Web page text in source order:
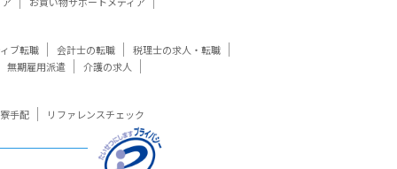
ブ転職 会計士の転職
税理士の求人・転職
無期雇用派遣
介護の求人
手配 リファレンスチェック